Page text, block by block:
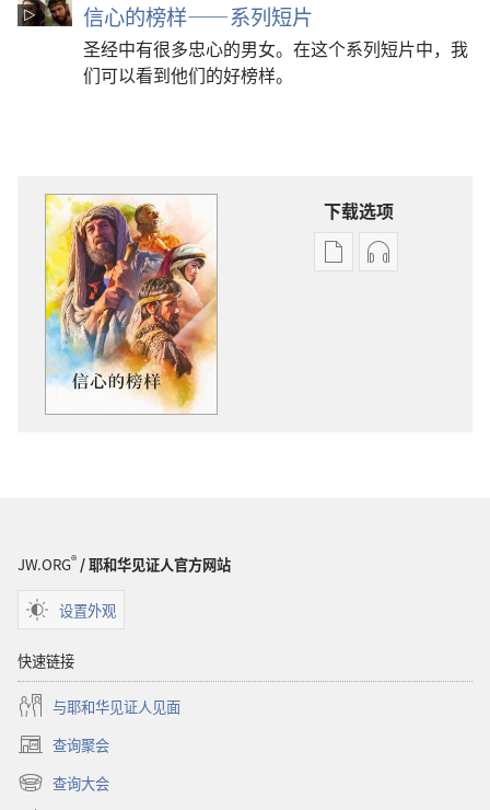
信心的榜样——系列短片
圣经中有很多忠心的男女。在这个系列短片中，我
们可以看到他们的好榜样。
下载选项
出
音
JW.ORG®/ 耶和华见证人官方网站
设置外观
快速链接
与耶和华见证人见面
查询聚会
（打
开
新
查询大会
（打